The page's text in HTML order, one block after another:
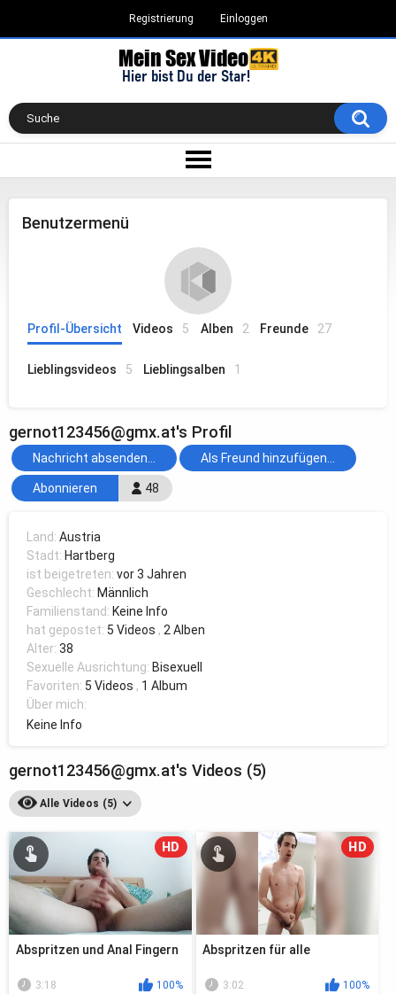
Registrierung Einloggen
Benutzermenü
Profil-Übersicht Videos 5 Alben 2 Freunde 27
Lieblingsvideos 5 Lieblingsalben 1
gernot123456@gmx.at's Profil
48
Abonnieren
Nachricht absenden... Als Freund hinzufügen...
Land:Austria
Stadt: Hartberg
ist beigetreten:vor 3 Jahren
Geschlecht: Männlich
Familienstand: Keine Info
hat gepostet: 5 Videos ,2 Alben
Alter:38
Sexuelle Ausrichtung: Bisexuell
Favoriten: 5 Videos , 1 Album
Über mich:
Keine Info
gernot123456@gmx.at's Videos (5)
Alle Videos (5)
HD
Abspritzen und Anal Fingern
3:18
100%
HD
Abspritzen für alle
3:02
100%